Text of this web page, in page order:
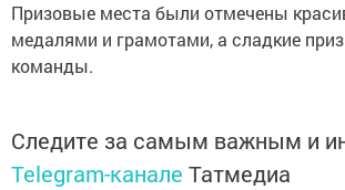
Призовые места были отмечены
медалями и грамотами, а сладкие
команды.
Следите за самым важным и
Telegram-канале Татмедиа